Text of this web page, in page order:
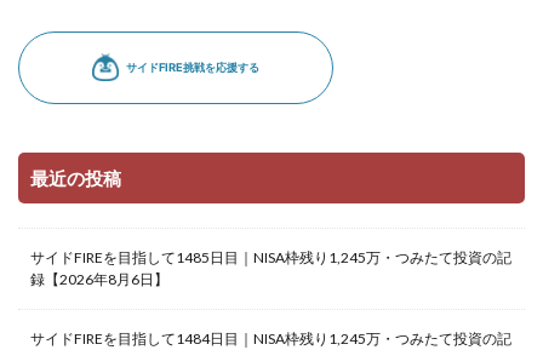
最近の投稿
サイドFIREを目指して1485日目｜NISA枠残り1,245万・つみたて投資の記
録【2026年8月6日】
サイドFIREを目指して1484日目｜NISA枠残り1,245万・つみたて投資の記